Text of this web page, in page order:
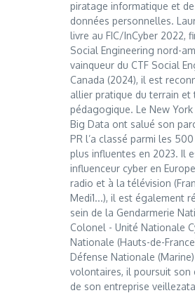
piratage informatique et
données personnelles.
livre au FIC/InCyber 2022,
Social Engineering nord-
vainqueur du CTF Social
Canada (2024), il est
allier pratique du terrain et
pédagogique. Le New
Big Data ont salué son
PR l’a classé parmi les
plus influentes en 2023. Il
influenceur cyber en
radio et à la télévision
Medi1...), il est également
sein de la Gendarmerie
Colonel - Unité Nationale
Nationale (Hauts-de-
Défense Nationale
volontaires, il poursuit son
de son entreprise